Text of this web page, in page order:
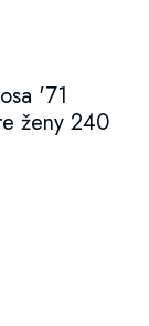
'71
ženy 240